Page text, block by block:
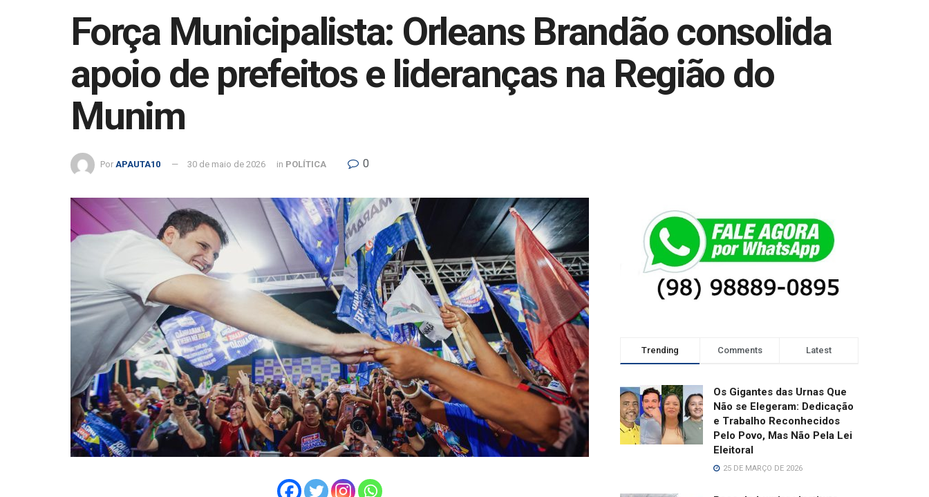
Força Municipalista: Orleans Brandão consolida
apoio de prefeitos e lideranças na Região do
Munim
Por APAUTA10 30 de maio de 2026 in POLÍTICA 0
Trending Comments Latest
Os Gigantes das Urnas Que
Não se Elegeram: Dedicação
e Trabalho Reconhecidos
Pelo Povo, Mas Não Pela Lei
Eleitoral
25 DE MARÇO DE 2026